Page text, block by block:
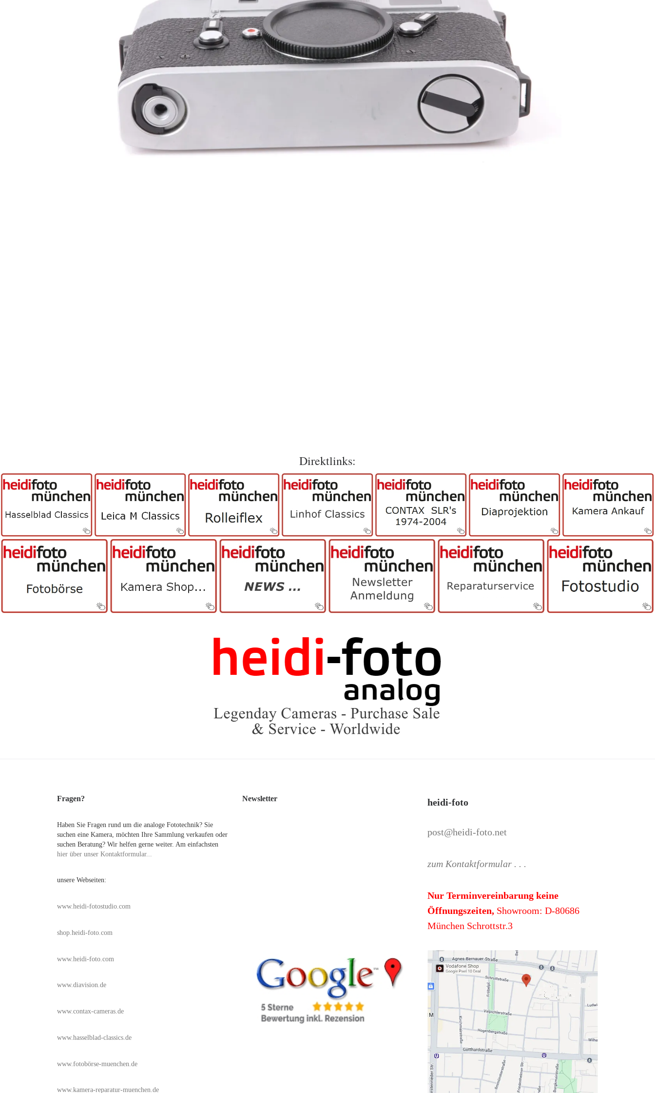
Direktlinks:
Fragen?
Haben Sie Fragen rund um die analoge Fototechnik? Sie
suchen eine Kamera, möchten Ihre Sammlung verkaufen oder
suchen Beratung? Wir helfen gerne weiter. Am einfachsten
hier über unser Kontaktformular...
unsere Webseiten:
www.heidi-fotostudio.com
shop.heidi-foto.com
www.heidi-foto.com
www.diavision.de
www.contax-cameras.de
www.hasselblad-classics.de
www.fotobörse-muenchen.de
www.kamera-reparatur-muenchen.de
Newsletter heidi-foto
post@heidi-foto.net
zum Kontaktformular . . .
Nur Terminvereinbarung keine
Öffnungszeiten, Showroom: D-80686
München Schrottstr.3